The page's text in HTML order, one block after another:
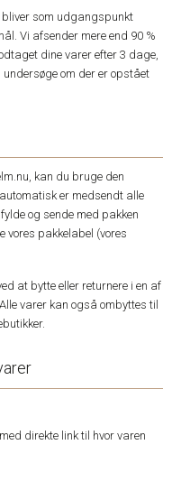
bliver som udgangspunkt
Vi afsender mere end 90 %
dine varer efter 3 dage,
om der er opstået
kan du bruge den
er medsendt alle
og sende med pakken
vores pakkelabel (vores
at bytte eller returnere i en af
varer kan også ombyttes til
direkte link til hvor varen